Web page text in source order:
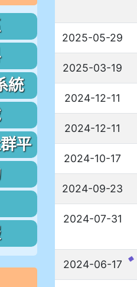
2025-05-29
2025-03-19
2024-12-11
2024-12-11
2024-10-17
2024-09-23
2024-07-31
2024-06-17
統
平